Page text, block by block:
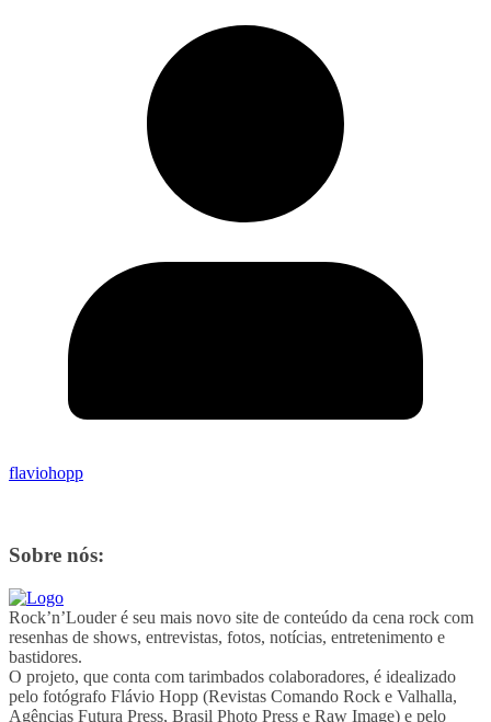
flaviohopp
Sobre nós:
Rock’n’Louder é seu mais novo site de conteúdo da cena rock com
resenhas de shows, entrevistas, fotos, notícias, entretenimento e
bastidores.
O projeto, que conta com tarimbados colaboradores, é idealizado
pelo fotógrafo Flávio Hopp (Revistas Comando Rock e Valhalla,
Agências Futura Press, Brasil Photo Press e Raw Image) e pelo